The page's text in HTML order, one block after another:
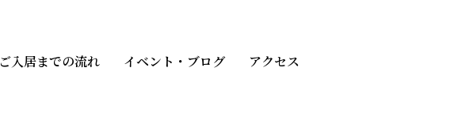
ご入居までの流れ イベント・ブログ アクセス